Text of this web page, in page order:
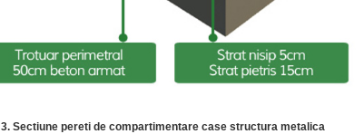
3. Sectiune pereti de compartimentare case structura metalica